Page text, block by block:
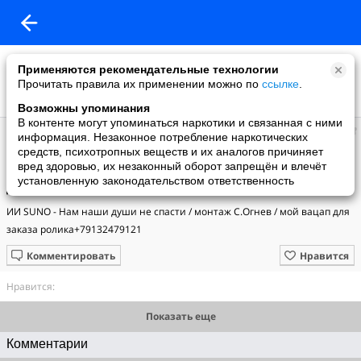
Применяются рекомендательные технологии
Прочитать правила их применении можно по ссылке
Возможны упоминания
В контенте могут упоминаться наркотики и связанная с ними
информация. Незаконное потребление наркотических
средств, психотропных веществ и их аналогов причиняет
вред здоровью, их незаконный оборот запрещён и влечёт
установленную законодательством ответственность
Сергей
добавил видео
19.12.2024
ИИ SUNO - Нам наши души не спасти /монтаж С.Огнев /мой вацап
для заказа ролика+79132479121
ИИ SUNO - Нам наши души не спасти / монтаж С.Огнев / мой вацап для
заказа ролика+79132479121
Нравится
Комментировать
Нравится:
Показать еще
Комментарии